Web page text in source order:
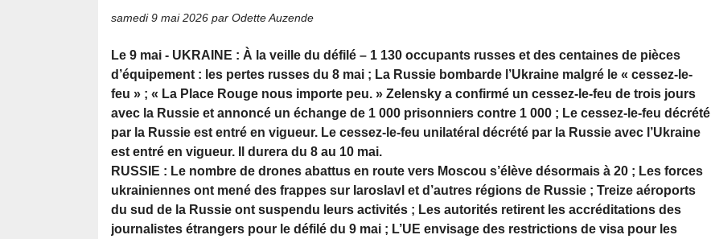
samedi 9 mai 2026 par Odette Auzende
Le 9 mai - UKRAINE : À la veille du défilé – 1 130 occupants russes et des centaines de pièces
d’équipement : les pertes russes du 8 mai ; La Russie bombarde l’Ukraine malgré le « cessez-le-
feu » ; « La Place Rouge nous importe peu. » Zelensky a confirmé un cessez-le-feu de trois jours
avec la Russie et annoncé un échange de 1 000 prisonniers contre 1 000 ; Le cessez-le-feu décrété
par la Russie est entré en vigueur. Le cessez-le-feu unilatéral décrété par la Russie avec l’Ukraine
est entré en vigueur. Il durera du 8 au 10 mai.
RUSSIE : Le nombre de drones abattus en route vers Moscou s’élève désormais à 20 ; Les forces
ukrainiennes ont mené des frappes sur Iaroslavl et d’autres régions de Russie ; Treize aéroports
du sud de la Russie ont suspendu leurs activités ; Les autorités retirent les accréditations des
journalistes étrangers pour le défilé du 9 mai ; L’UE envisage des restrictions de visa pour les